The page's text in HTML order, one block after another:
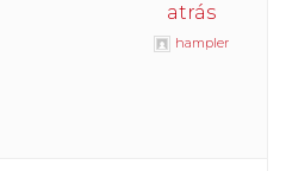
atrás
hampler